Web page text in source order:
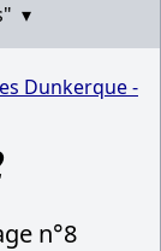
▾
Dunkerque -
n°8